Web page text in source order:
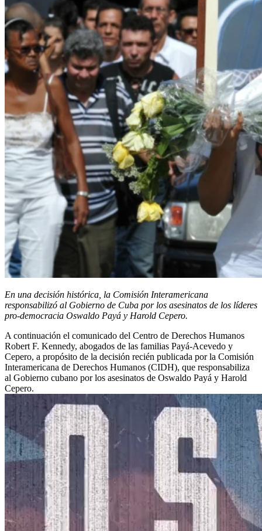
En una decisión histórica, la Comisión Interamericana
responsabilizó al Gobierno de Cuba por los asesinatos de los líderes
pro-democracia Oswaldo Payá y Harold Cepero.
A continuación el comunicado del Centro de Derechos Humanos
Robert F. Kennedy, abogados de las familias Payá-Acevedo y
Cepero, a propósito de la decisión recién publicada por la Comisión
Interamericana de Derechos Humanos (CIDH), que responsabiliza
al Gobierno cubano por los asesinatos de Oswaldo Payá y Harold
Cepero.